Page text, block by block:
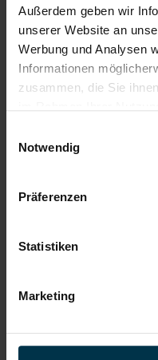
Außerdem geben wir
unserer Website an
Werbung und Analysen
Informationen
zusammen, die Sie
Notwendig
Präferenzen
Statistiken
Marketing
Reparatur und
elektronischen
Durchführung von
Reifenmontage und
Sicherstellung von
Werkstatt in Kufstein
Gute Erreichbarkeit
Integration ins
Unbefristetes